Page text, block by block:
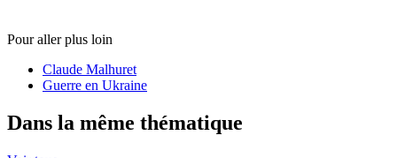
Pour aller plus loin
Claude Malhuret
Guerre en Ukraine
Dans la même thématique